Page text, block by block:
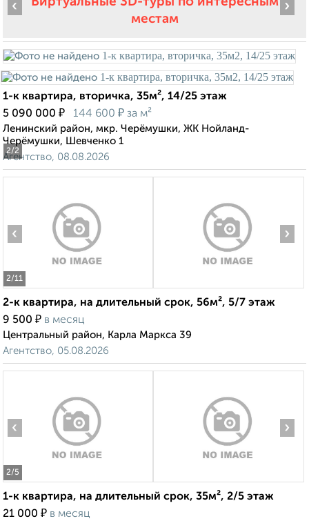
местам
2/2
‹ ›
1-к квартира, вторичка, 35м², 14/25 этаж
5 090 000 ₽ 144 600 ₽ за м²
Ленинский район, мкр. Черёмушки, ЖК Нойланд-
Черёмушки, Шевченко 1
Агентство, 08.08.2026
2/11
‹ ›
2-к квартира, на длительный срок, 56м², 5/7 этаж
9 500 ₽ в месяц
Центральный район, Карла Маркса 39
Агентство, 05.08.2026
2/5
‹ ›
1-к квартира, на длительный срок, 35м², 2/5 этаж
21 000 ₽ в месяц